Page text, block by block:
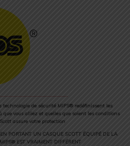
technologie de sécurité MIPS® redéfinissent les
que vous alliez et quelles que soient les conditions
assure votre protection
PORTANT UN CASQUE SCOTT ÉQUIPÉ DE LA
EST VRAIMENT DIFFÉRENT